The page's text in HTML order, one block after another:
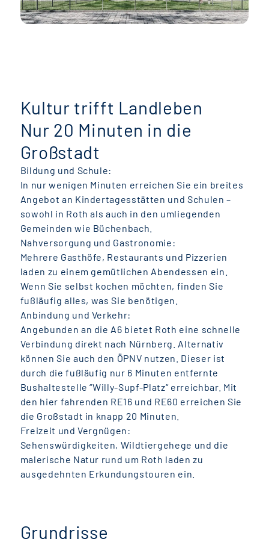
Kultur trifft Landleben
Nur 20 Minuten in die
Großstadt
Bildung und Schule:
In nur wenigen Minuten erreichen Sie ein breites
Angebot an Kindertagesstätten und Schulen –
sowohl in Roth als auch in den umliegenden
Gemeinden wie Büchenbach.
Nahversorgung und Gastronomie:
Mehrere Gasthöfe, Restaurants und Pizzerien
laden zu einem gemütlichen Abendessen ein.
Wenn Sie selbst kochen möchten, finden Sie
fußläufig alles, was Sie benötigen.
Anbindung und Verkehr:
Angebunden an die A6 bietet Roth eine schnelle
Verbindung direkt nach Nürnberg. Alternativ
können Sie auch den ÖPNV nutzen. Dieser ist
durch die fußläufig nur 6 Minuten entfernte
Bushaltestelle “Willy-Supf-Platz“ erreichbar. Mit
den hier fahrenden RE16 und RE60 erreichen Sie
die Großstadt in knapp 20 Minuten.
Freizeit und Vergnügen:
Sehenswürdigkeiten, Wildtiergehege und die
malerische Natur rund um Roth laden zu
ausgedehnten Erkundungstouren ein.
Grundrisse